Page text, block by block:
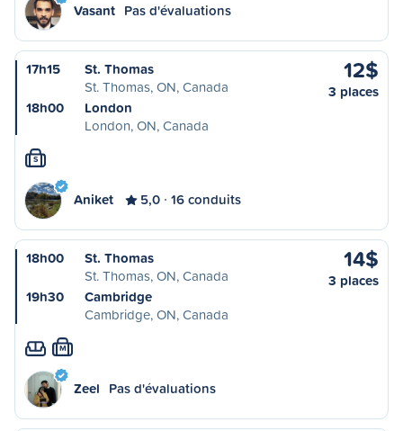
Vasant Pas d'évaluations
17h15
St. Thomas
St. Thomas, ON, Canada
18h00
London
London, ON, Canada
12$
3 places
S
Aniket 5,0 16 conduits
18h00
St. Thomas
St. Thomas, ON, Canada
19h30
Cambridge
Cambridge, ON, Canada
14$
3 places
M
Zeel Pas d'évaluations